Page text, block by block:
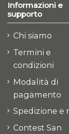
Informazioni e
supporto
Chi siamo
Termini e
condizioni
Modalità di
pagamento
Spedizione e
Contest San